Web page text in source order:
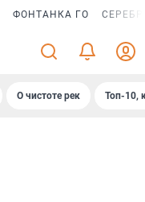
ФОНТАНКА ГО
О чистоте рек Топ-10,